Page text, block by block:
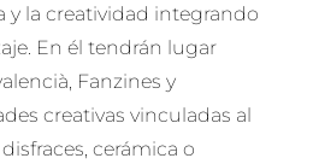
y la creatividad integrando
En él tendrán lugar
Fanzines y
creativas vinculadas al
cerámica o